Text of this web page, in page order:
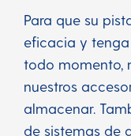
Para que su
eficacia y
todo momento,
nuestros
almacenar.
de sistemas de